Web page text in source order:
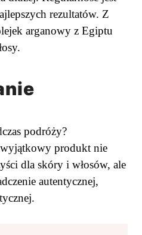
rezultatów. Z
arganowy z Egiptu
podróży?
produkt nie
dla skóry i włosów, ale
autentycznej,